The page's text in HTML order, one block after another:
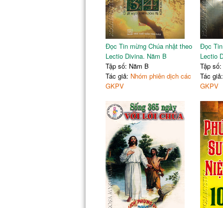
Đọc Tin mừng Chúa nhật theo
Lectio Divina. Năm B
Tập số: Năm B
Tác giả: Nhóm phiên dịch các
GKPV
Đọc
Lectio
Tập
Tác giả:
GKPV